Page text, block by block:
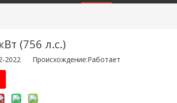
(756 л.с.)
2022 Происхождение:Работает